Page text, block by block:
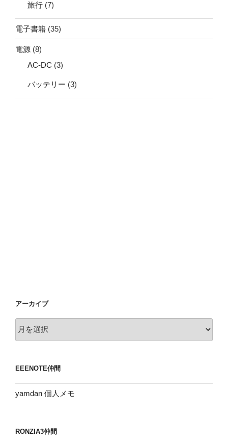
旅行 (7)
電子書籍 (35)
電源 (8)
AC-DC (3)
バッテリー (3)
アーカイブ
ー
ブ
EEENOTE仲間
yamdan 個人メモ
RONZIA3仲間